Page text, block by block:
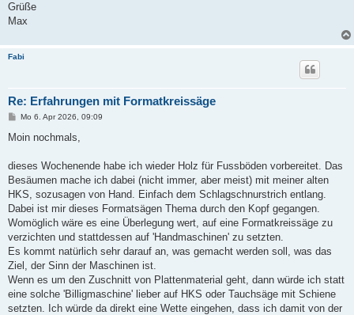
Grüße
Max
Fabi
Re: Erfahrungen mit Formatkreissäge
B
i
a
Mo 6. Apr 2026, 09:09
Moin nochmals,
dieses Wochenende habe ich wieder Holz für Fussböden vorbereitet. Das
Besäumen mache ich dabei (nicht immer, aber meist) mit meiner alten
HKS, sozusagen von Hand. Einfach dem Schlagschnurstrich entlang.
Dabei ist mir dieses Formatsägen Thema durch den Kopf gegangen.
Womöglich wäre es eine Überlegung wert, auf eine Formatkreissäge zu
verzichten und stattdessen auf 'Handmaschinen' zu setzten.
Es kommt natürlich sehr darauf an, was gemacht werden soll, was das
Ziel, der Sinn der Maschinen ist.
Wenn es um den Zuschnitt von Plattenmaterial geht, dann würde ich statt
eine solche 'Billigmaschine' lieber auf HKS oder Tauchsäge mit Schiene
setzten. Ich würde da direkt eine Wette eingehen, dass ich damit von der